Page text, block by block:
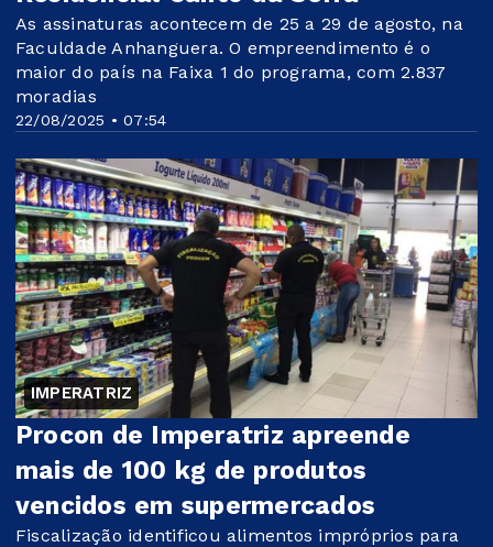
22/08/2025 • 07:54
As assinaturas acontecem de 25 a 29 de agosto, na
Faculdade Anhanguera. O empreendimento é o
maior do país na Faixa 1 do programa, com 2.837
moradias
IMPERATRIZ
Procon de Imperatriz apreende
mais de 100 kg de produtos
vencidos em supermercados
Fiscalização identificou alimentos impróprios para